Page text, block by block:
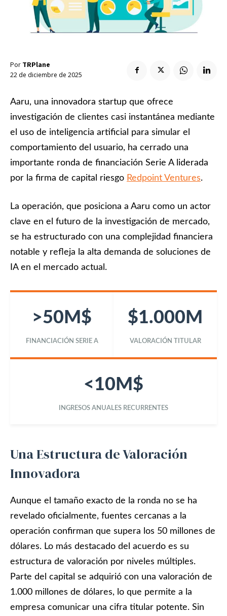
Enlaces útiles
Registro / Entrar
Contacto
Privacidad Aviso Legal Política de cookies
Registro / Entrar Suscribir
Contacto
Por TRPlane
22 de diciembre de 2025
Aaru, una innovadora startup que ofrece
investigación de clientes casi instantánea mediante
el uso de inteligencia artificial para simular el
comportamiento del usuario, ha cerrado una
importante ronda de financiación Serie A liderada
por la firma de capital riesgo Redpoint Ventures.
La operación, que posiciona a Aaru como un actor
clave en el futuro de la investigación de mercado,
se ha estructurado con una complejidad financiera
notable y refleja la alta demanda de soluciones de
IA en el mercado actual.
>50M$
FINANCIACIÓN SERIE A
$1.000M
VALORACIÓN TITULAR
<10M$
INGRESOS ANUALES RECURRENTES
Una Estructura de Valoración
Innovadora
Aunque el tamaño exacto de la ronda no se ha
revelado oficialmente, fuentes cercanas a la
operación confirman que supera los 50 millones de
dólares. Lo más destacado del acuerdo es su
estructura de valoración por niveles múltiples.
Parte del capital se adquirió con una valoración de
1.000 millones de dólares, lo que permite a la
empresa comunicar una cifra titular potente. Sin